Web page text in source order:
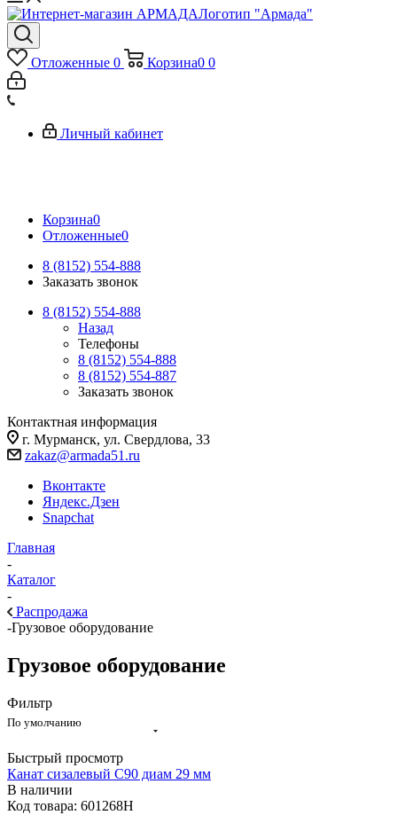
Логотип "Армада"
Отложенные 0 Корзина0 0
Личный кабинет
Корзина0
Отложенные0
8 (8152) 554-888
Заказать звонок
8 (8152) 554-888
Назад
Телефоны
8 (8152) 554-888
8 (8152) 554-887
Заказать звонок
Контактная информация
г. Мурманск, ул. Свердлова, 33
zakaz@armada51.ru
Вконтакте
Яндекс.Дзен
Snapchat
Главная
-
Каталог
-
Распродажа
-Грузовое оборудование
Грузовое оборудование
Фильтр
По умолчанию
Быстрый просмотр
Канат сизалевый С90 диам 29 мм
В наличии
Код товара: 601268Н